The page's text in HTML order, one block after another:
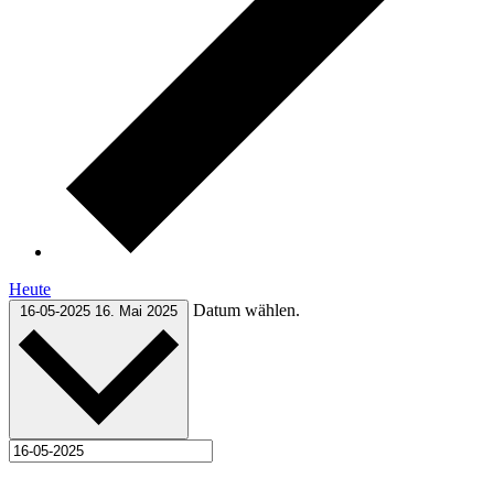
Heute
16-05-2025 16. Mai 2025 Datum wählen.